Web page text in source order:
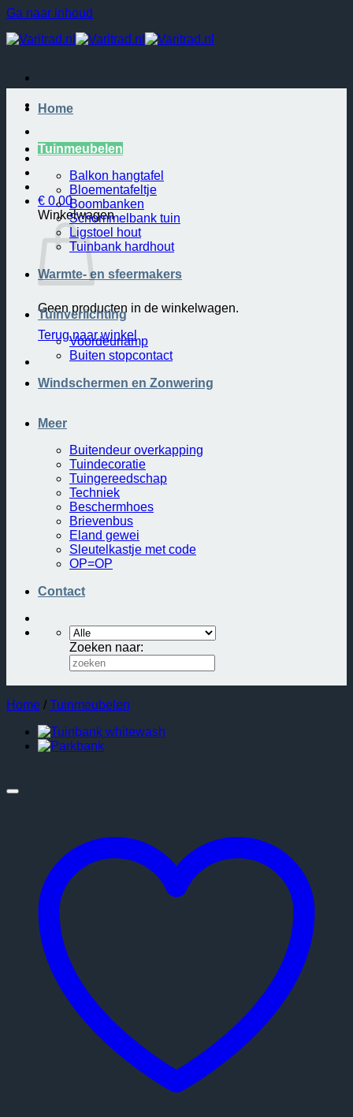
Ga naar inhoud
€ 0.00
Winkelwagen
Geen producten in de winkelwagen.
Terug naar winkel
Home
Tuinmeubelen
Balkon hangtafel
Bloementafeltje
Boombanken
Schommelbank tuin
Ligstoel hout
Tuinbank hardhout
Warmte- en sfeermakers
Tuinverlichting
Voordeurlamp
Buiten stopcontact
Windschermen en Zonwering
Meer
Buitendeur overkapping
Tuindecoratie
Tuingereedschap
Techniek
Beschermhoes
Brievenbus
Eland gewei
Sleutelkastje met code
OP=OP
Contact
Zoeken naar:
Home / Tuinmeubelen